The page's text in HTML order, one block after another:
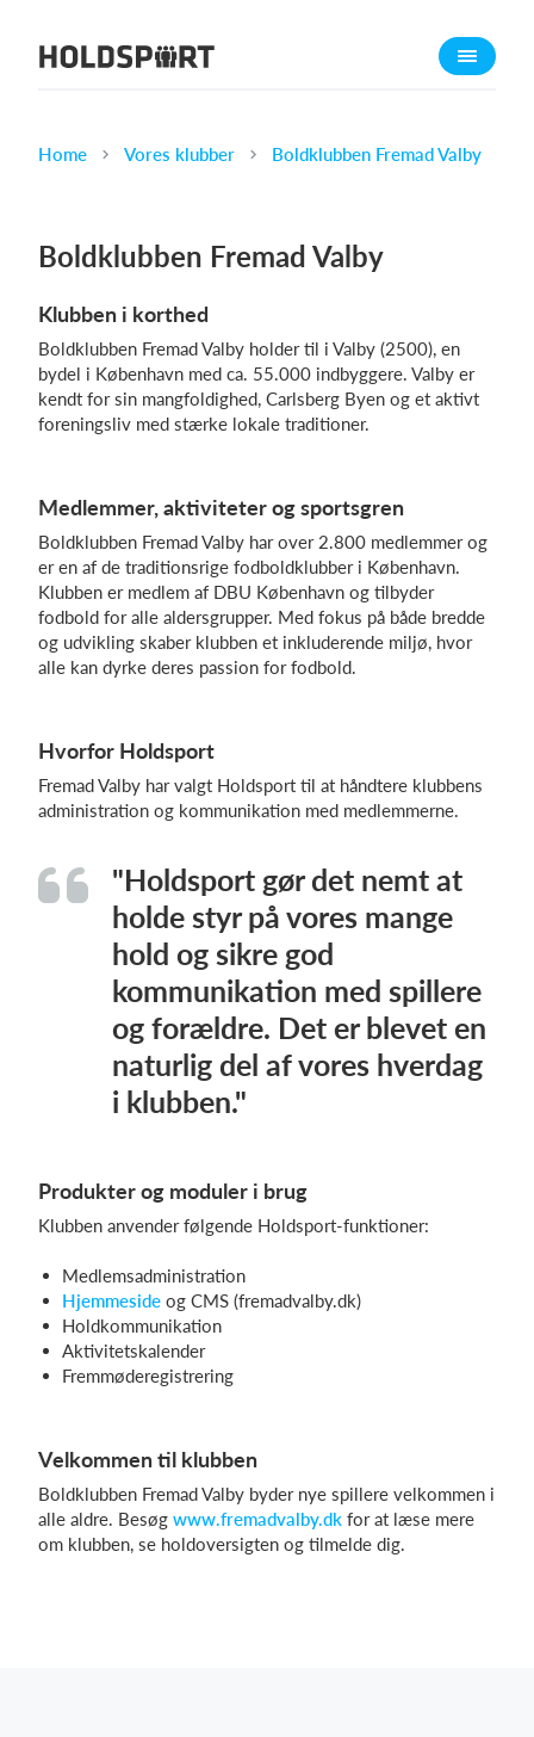
Om Holdsport
Kalender
Kontingentopkrævning
Hjemmeside
Webshop
Hvad koster det?
Log på
Home Vores klubber Boldklubben Fremad Valby
Boldklubben Fremad Valby
Klubben i korthed
Boldklubben Fremad Valby holder til i Valby (2500), en
bydel i København med ca. 55.000 indbyggere. Valby er
kendt for sin mangfoldighed, Carlsberg Byen og et aktivt
foreningsliv med stærke lokale traditioner.
Medlemmer, aktiviteter og sportsgren
Boldklubben Fremad Valby har over 2.800 medlemmer og
er en af de traditionsrige fodboldklubber i København.
Klubben er medlem af DBU København og tilbyder
fodbold for alle aldersgrupper. Med fokus på både bredde
og udvikling skaber klubben et inkluderende miljø, hvor
alle kan dyrke deres passion for fodbold.
Hvorfor Holdsport
Fremad Valby har valgt Holdsport til at håndtere klubbens
administration og kommunikation med medlemmerne.
"Holdsport gør det nemt at
holde styr på vores mange
hold og sikre god
kommunikation med spillere
og forældre. Det er blevet en
naturlig del af vores hverdag
i klubben."
Produkter og moduler i brug
Klubben anvender følgende Holdsport-funktioner:
Medlemsadministration
Hjemmeside og CMS (fremadvalby.dk)
Holdkommunikation
Aktivitetskalender
Fremmøderegistrering
Velkommen til klubben
Boldklubben Fremad Valby byder nye spillere velkommen i
alle aldre. Besøg www.fremadvalby.dk for at læse mere
om klubben, se holdoversigten og tilmelde dig.